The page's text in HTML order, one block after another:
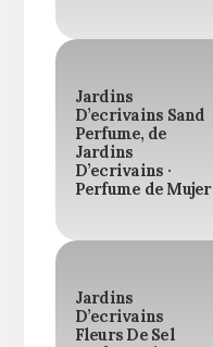
Jardins
D’ecrivains Sand
Perfume, de
Jardins
D’ecrivains ·
Perfume de Mujer
Jardins
D’ecrivains
Fleurs De Sel